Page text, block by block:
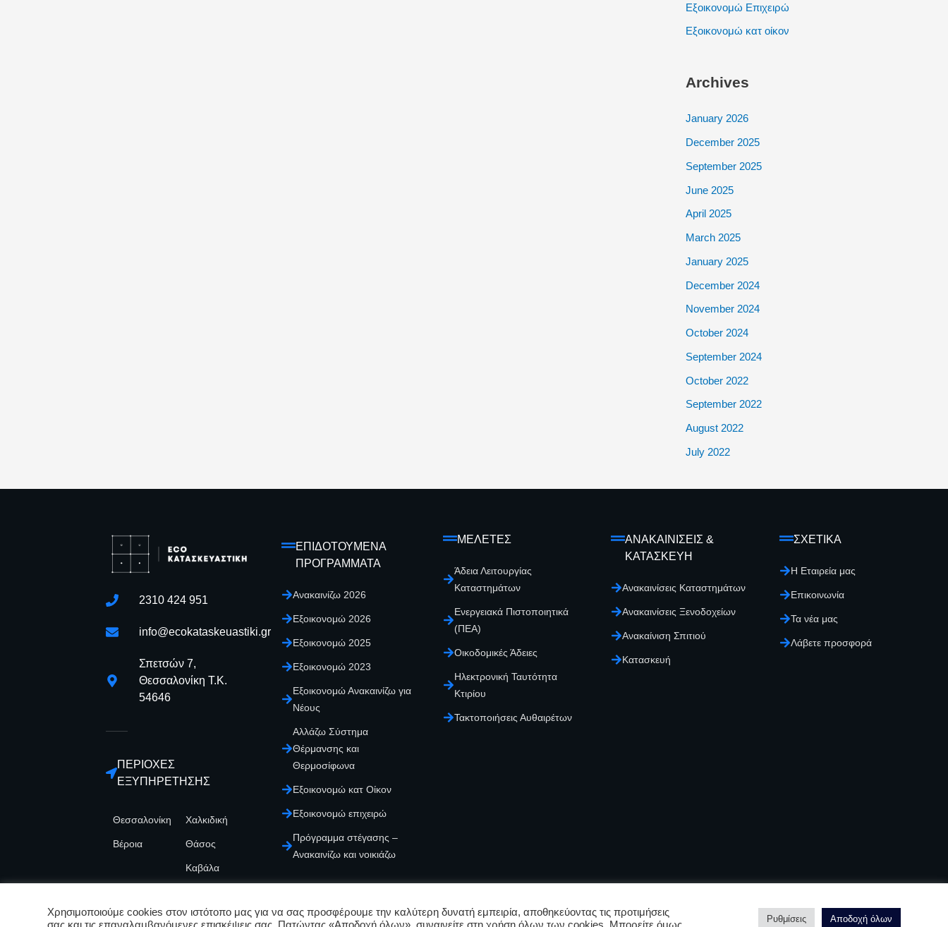
Εξοικονομώ Επιχειρώ
Εξοικονομώ κατ οίκον
Archives
January 2026
December 2025
September 2025
June 2025
April 2025
March 2025
January 2025
December 2024
November 2024
October 2024
September 2024
October 2022
September 2022
August 2022
July 2022
2310 424 951
info@ecokataskeuastiki.gr
Σπετσών 7,
Θεσσαλονίκη Τ.Κ.
54646
ΠΕΡΙΟΧΕΣ
ΕΞΥΠΗΡΕΤΗΣΗΣ
Θεσσαλονίκη
Βέροια
Χαλκιδική
Θάσος
Καβάλα
ΕΠΙΔΟΤΟΥΜΕΝΑ
ΠΡΟΓΡΑΜΜΑΤΑ
Ανακαινίζω 2026
Εξοικονομώ 2026
Εξοικονομώ 2025
Εξοικονομώ 2023
Εξοικονομώ Ανακαινίζω για
Νέους
Αλλάζω Σύστημα
Θέρμανσης και
Θερμοσίφωνα
Εξοικονομώ κατ Οίκον
Εξοικονομώ επιχειρώ
Πρόγραμμα στέγασης –
Ανακαινίζω και νοικιάζω
ΜΕΛΕΤΕΣ
Άδεια Λειτουργίας
Καταστημάτων
Ενεργειακά Πιστοποιητικά
(ΠΕΑ)
Οικοδομικές Άδειες
Ηλεκτρονική Ταυτότητα
Κτιρίου
Τακτοποιήσεις Αυθαιρέτων
ΑΝΑΚΑΙΝΙΣΕΙΣ &
ΚΑΤΑΣΚΕΥΗ
Ανακαινίσεις Καταστημάτων
Ανακαινίσεις Ξενοδοχείων
Ανακαίνιση Σπιτιού
Κατασκευή
ΣΧΕΤΙΚΑ
Η Εταιρεία μας
Επικοινωνία
Τα νέα μας
Λάβετε προσφορά
Χρησιμοποιούμε cookies στον ιστότοπo μας για να σας προσφέρουμε την καλύτερη δυνατή εμπειρία, αποθηκεύοντας τις προτιμήσεις
Ρυθμίσεις Αποδοχή όλων